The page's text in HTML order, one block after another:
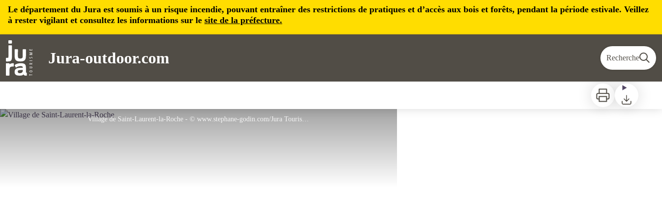
Le département du Jura est soumis à un risque incendie, pouvant entraîner des restrictions de pratiques et d’accès aux bois et forêts, pendant la période estivale. Veillez
à rester vigilant et consultez les informations sur le site de la préfecture.
Jura-outdoor.com Recherche
Imprimer Télécharger
Village de Saint-Laurent-la-Roche - © www.stephane-godin.com/Jura Tourisme